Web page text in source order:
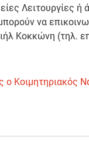
Λειτουργίες ή
να
Κοκκώνη (τηλ.
ο Κοιμητηριακός